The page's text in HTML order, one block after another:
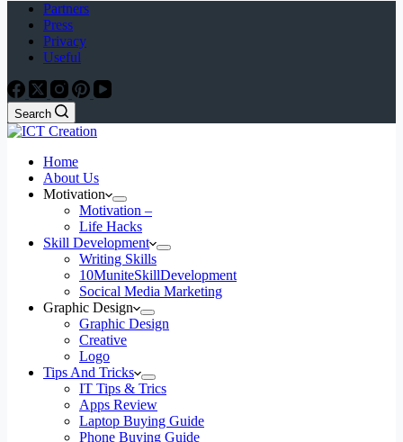
Partners
Press
Privacy
Useful
Search
Home
About Us
Motivation
Motivation –
Life Hacks
Skill Development
Writing Skills
10MuniteSkillDevelopment
Socical Media Marketing
Graphic Design
Graphic Design
Creative
Logo
Tips And Tricks
IT Tips & Trics
Apps Review
Laptop Buying Guide
Phone Buying Guide